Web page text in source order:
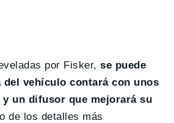
por Fisker,se puede
del vehículo contará con unos
un difusor que mejorará su
de los detalles más